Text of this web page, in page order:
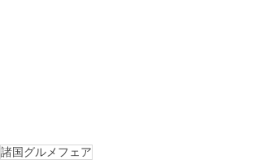
諸国グルメフェア